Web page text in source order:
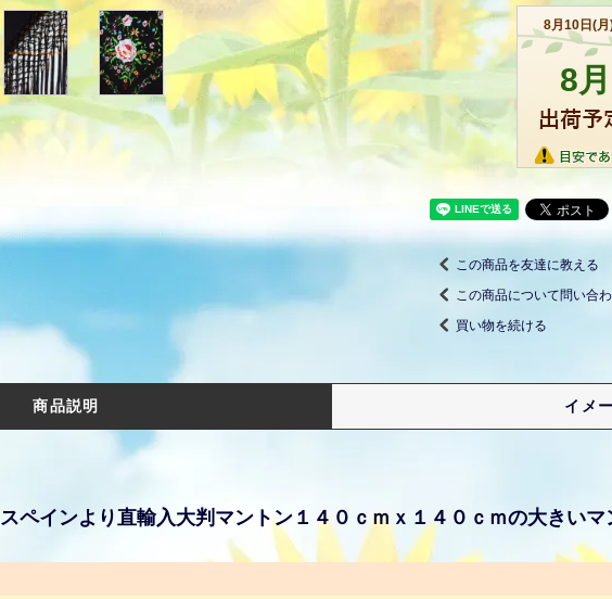
この商品を友達に教える
この商品について問い合
買い物を続ける
商品説明 イメ
スペインより直輸入大判マントン１４０ｃｍｘ１４０ｃｍの大きいマ